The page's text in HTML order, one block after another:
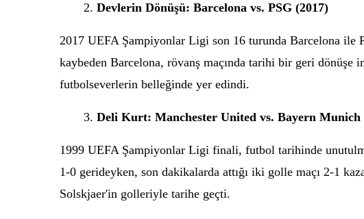
Devlerin Dönüşü: Barcelona vs. PSG (2017)
2017 UEFA Şampiyonlar Ligi son 16 turunda Barcelona ile
kaybeden Barcelona, rövanş maçında tarihi bir geri dönüşe
futbolseverlerin belleğinde yer edindi.
Deli Kurt: Manchester United vs. Bayern Munich
1999 UEFA Şampiyonlar Ligi finali, futbol tarihinde
1-0 gerideyken, son dakikalarda attığı iki golle maçı 2-1
Solskjaer'in golleriyle tarihe geçti.